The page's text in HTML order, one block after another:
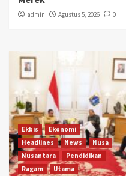
admin Agustus 5, 2026 0
Ekbis
Ekonomi
Headlines
News
Nusa
Nusantara
Pendidikan
Ragam
Utama